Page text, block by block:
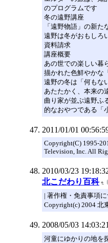
のプログラムです
冬の遠野講座
「遠野物語」の新
遠野は冬がおもしろ
資料請求
講座概要
あの世での楽しい暮
描かれた色鮮やかな
遠野の冬は「何もな
あたたかく、本来の
曲り家が並ぶ遠野ふ
的なおやつである「
2011/01/01
Copyright(C) 1995-
Television, Inc. All
2010/03/23
北こだわり百科
| 著作権・免責事項
Copyright(c) 2004 北
2008/05/03 14:03:21
河童にゆかりの地を